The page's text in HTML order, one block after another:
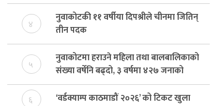
४
नुवाकोटकी ११ वर्षीया दिपश्रीले चीनमा जितिन्
तीन पदक
५
नुवाकोटमा हराउने महिला तथा बालबालिकाको
संख्या वर्षेनि बढ्दो, ३ वर्षमा ४२७ जनाको
उद्धार
६ ‘वर्डक्याम्प काठमाडौं २०२६’ को टिकट खुला